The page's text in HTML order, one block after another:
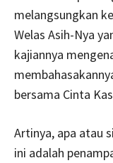
melangsungkan
Welas Asih-Nya
kajiannya
bersama Cinta
Artinya, apa atau
ini adalah